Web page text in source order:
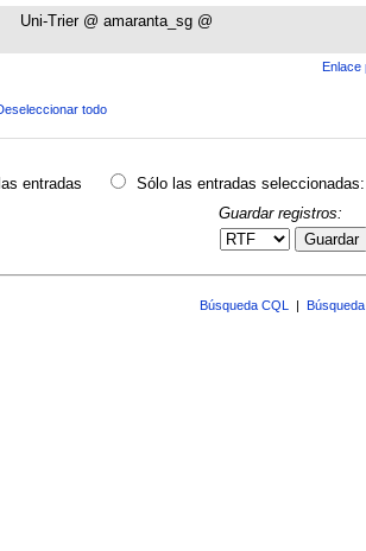
Uni-Trier @ amaranta_sg @
Enlace
todo
entradas
Sólo las entradas seleccionadas:
Guardar registros:
Guardar
Búsqueda CQL